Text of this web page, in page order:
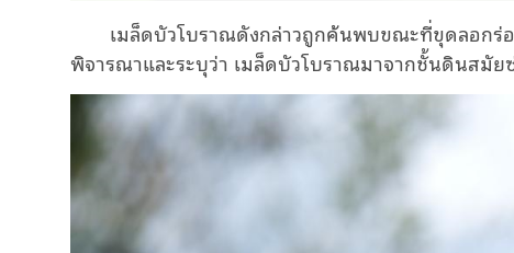
เมล็ดบัวโบราณดังกล่าวถูกค้นพบขณะที่ขุดลอกร่
พิจารณาและระบุว่า เมล็ดบัวโบราณมาจากชั้นดินสมั